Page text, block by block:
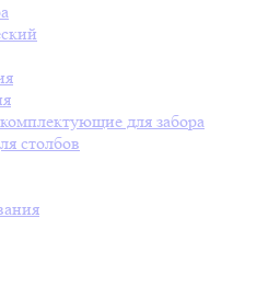
для забора
столбов